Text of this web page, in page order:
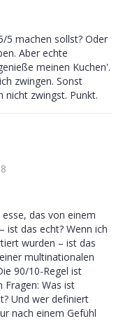
5 machen sollst? Oder
Aber echte
meinen Kuchen'.
zwingen. Sonst
nicht zwingst. Punkt.
das von einem
ist das echt? Wenn ich
wurden – ist das
multinationalen
90/10-Regel ist
Fragen: Was ist
Und wer definiert
nach einem Gefühl